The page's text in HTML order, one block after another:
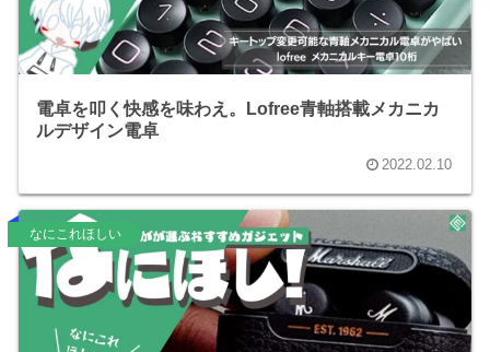
電卓を叩く快感を味わえ。Lofree青軸搭載メカニカ
ルデザイン電卓
2022.02.10
なにこれほしい